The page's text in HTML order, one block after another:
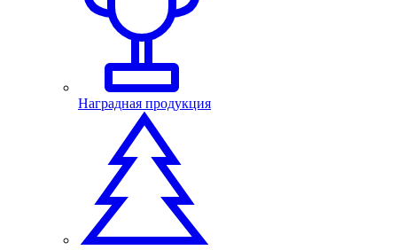
Наградная продукция